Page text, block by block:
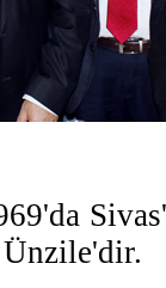
Ünzile'dir.